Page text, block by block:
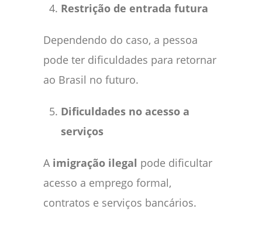
Restrição de entrada futura
Dependendo do caso, a pessoa
pode ter dificuldades para retornar
ao Brasil no futuro.
Dificuldades no acesso a
serviços
A imigração ilegal pode dificultar
acesso a emprego formal,
contratos e serviços bancários.